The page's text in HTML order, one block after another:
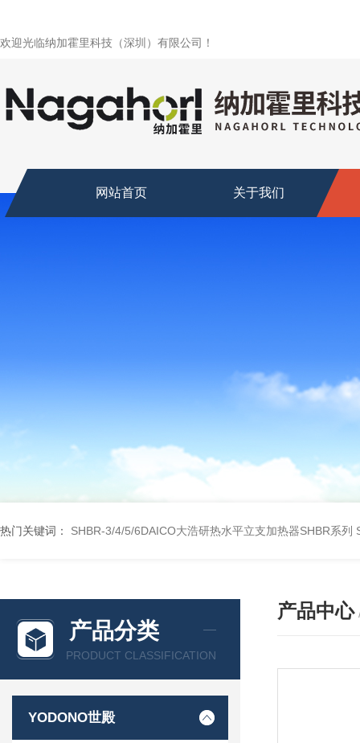
欢迎光临纳加霍里科技（深圳）有限公司！
网站首页 关于我们
热门关键词： SHBR-3/4/5/6DAICO大浩研热水平立支加热器SHBR系列
产品分类
PRODUCT CLASSIFICATION
YODONO世殿
产品中心